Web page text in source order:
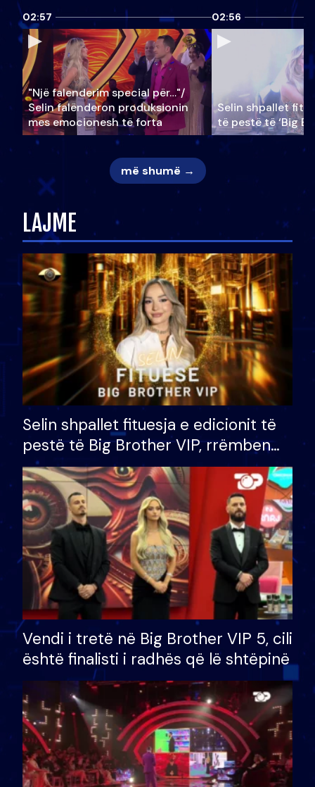
02:57
"Një falenderim special për…"/
Selin falënderon produksionin
mes emocionesh të forta
02:56
Selin shpallet
të pestë të ‘Big
më shumë →
LAJME
Selin shpallet fituesja e edicionit të
pestë të Big Brother VIP, rrëmben
çmimin e madh prej 100 mijë eurosh
Vendi i tretë në Big Brother VIP 5, cili
është finalisti i radhës që lë shtëpinë